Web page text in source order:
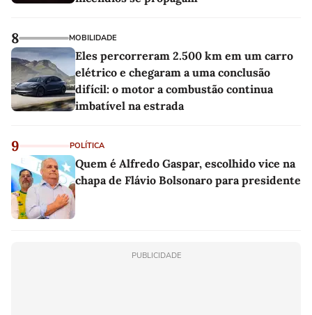
8 MOBILIDADE
Eles percorreram 2.500 km em um carro
elétrico e chegaram a uma conclusão
difícil: o motor a combustão continua
imbatível na estrada
9 POLÍTICA
Quem é Alfredo Gaspar, escolhido vice na
chapa de Flávio Bolsonaro para presidente
PUBLICIDADE